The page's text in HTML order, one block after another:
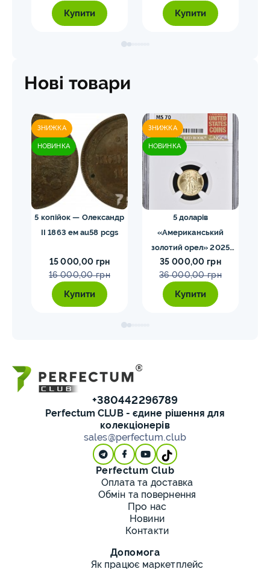
Купити Купити
Нові товари
ЗНИЖКА
НОВИНКА
5 копійок — Олександр
II 1863 ем au58 pcgs
15 000,00 грн
16 000,00 грн
Купити
ЗНИЖКА
НОВИНКА
5 доларів
«Американський
золотий орел» 2025
MS70 NGC орел тип2
35 000,00 грн
36 000,00 грн
Купити
+380442296789
Perfectum CLUB - єдине рішення для
колекціонерів
sales@perfectum.club
Perfectum Club
Оплата та доставка
Обмін та повернення
Про нас
Новини
Контакти
Допомога
Як працює маркетплейс